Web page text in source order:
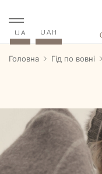
UA UAH
Головна Гід по вовні